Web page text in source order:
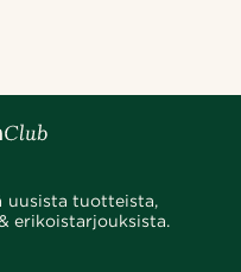
uusista tuotteista,
erikoistarjouksista.